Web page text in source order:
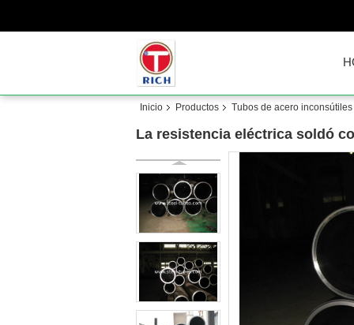
Inicio Productos Tubos de acero
La resistencia eléctrica soldó